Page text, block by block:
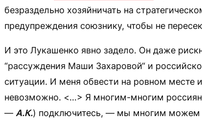
безраздельно хозяйничать на
предупреждения союзнику, чтобы не
И это Лукашенко явно задело. Он даже
“рассуждения Маши Захаровой“ и
ситуации. И меня обвести на ровном месте
невозможно. <…> Я многим-многим
— А.К.) подключитесь, — мы многим можем